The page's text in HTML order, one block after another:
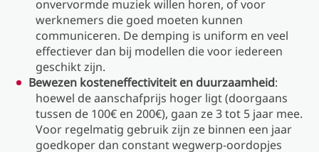
onvervormde muziek willen horen, of voor
werknemers die goed moeten kunnen
communiceren. De demping is uniform en veel
effectiever dan bij modellen die voor iedereen
geschikt zijn.
Bewezen kosteneffectiviteit en duurzaamheid:
hoewel de aanschafprijs hoger ligt (doorgaans
tussen de 100€ en 200€), gaan ze 3 tot 5 jaar mee.
Voor regelmatig gebruik zijn ze binnen een jaar
goedkoper dan constant wegwerp-oordopjes